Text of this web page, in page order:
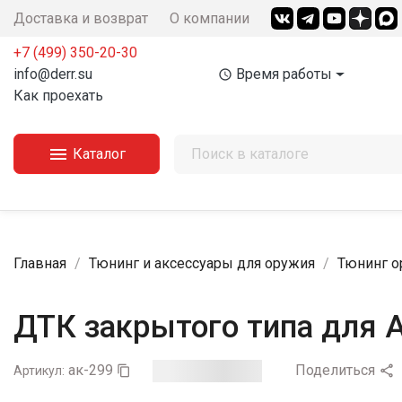
Доставка и возврат О компании
+7 (499) 350-20-30
info@derr.su
Как проехать
access_time Время работы
 Каталог
Главная Тюнинг и аксессуары для оружия Тюнинг
ДТК закрытого типа
Артикул: ак-299  Поделиться 